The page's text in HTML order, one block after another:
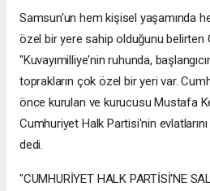
Samsun'un hem kişisel yaşamında
özel bir yere sahip olduğunu belirten
"Kuvayımilliye'nin ruhunda,
toprakların çok özel bir yeri var.
önce kurulan ve kurucusu Mustafa
Cumhuriyet Halk Partisi'nin evlatlarını
dedi.
"CUMHURİYET HALK PARTİSİ'NE